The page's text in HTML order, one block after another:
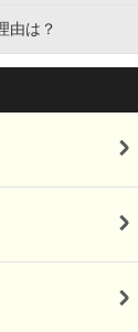
由は？